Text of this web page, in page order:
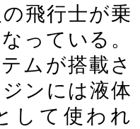
飛行士が乗
っている。
ムが搭載さ
ンには液体
して使われ